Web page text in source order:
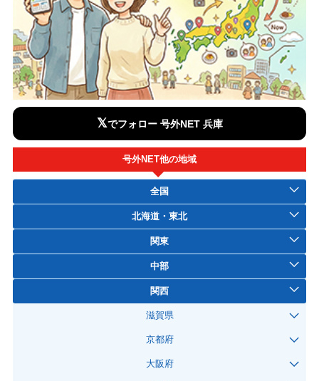
𝕏でフォロー 号外NET 兵庫
号外NET他の地域
全国
北海道・東北
関東
中部
関西
滋賀県
京都府
大阪府